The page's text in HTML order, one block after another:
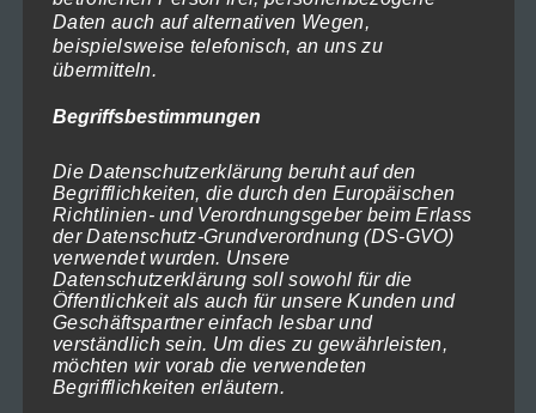
sächsische Schweiz-Bastei-2018-784
1.199,00
119,00€
bis
1.199,00€
Ausführung wählen
Optionen
können
Produktseite
gewählt
werden
Dieses
Produkt
weist
mehrere
Varianten
auf.
Daten auch auf alternativen Wegen,
beispielsweise telefonisch, an uns zu
übermitteln.
Begriffsbestimmungen
Die Datenschutzerklärung beruht auf den
Begrifflichkeiten, die durch den Europäischen
Richtlinien- und Verordnungsgeber beim Erlass
der Datenschutz-Grundverordnung (DS-GVO)
verwendet wurden. Unsere
Datenschutzerklärung soll sowohl für die
Öffentlichkeit als auch für unsere Kunden und
Geschäftspartner einfach lesbar und
verständlich sein. Um dies zu gewährleisten,
möchten wir vorab die verwendeten
Begrifflichkeiten erläutern.